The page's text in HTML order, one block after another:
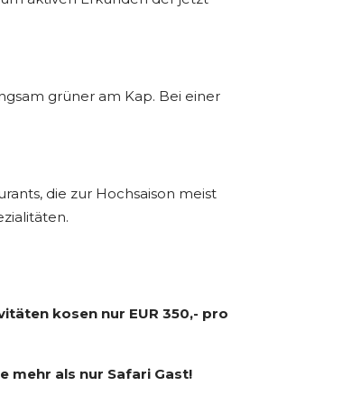
grüner am Kap. Bei einer
die zur Hochsaison meist
kosen nur EUR 350,- pro
mehr als nur Safari Gast!